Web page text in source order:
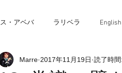
・アベバ ラリベラ English
Marre 2017年11月19日 読了時